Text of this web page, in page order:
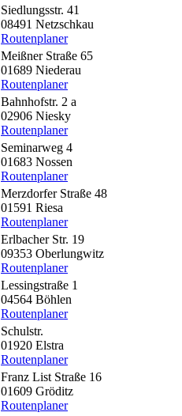
Siedlungsstr. 41
08491 Netzschkau
Routenplaner
Meißner Straße 65
01689 Niederau
Routenplaner
Bahnhofstr. 2 a
02906 Niesky
Routenplaner
Seminarweg 4
01683 Nossen
Routenplaner
Merzdorfer Straße 48
01591 Riesa
Routenplaner
Erlbacher Str. 19
09353 Oberlungwitz
Routenplaner
Lessingstraße 1
04564 Böhlen
Routenplaner
Schulstr.
01920 Elstra
Routenplaner
Franz List Straße 16
01609 Gröditz
Routenplaner